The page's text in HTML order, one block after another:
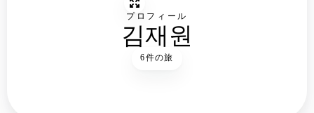
プロフィール
김재원
6件の旅